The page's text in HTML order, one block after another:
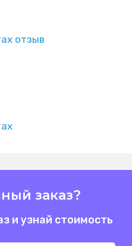
отзыв
заказ?
и узнай стоимость